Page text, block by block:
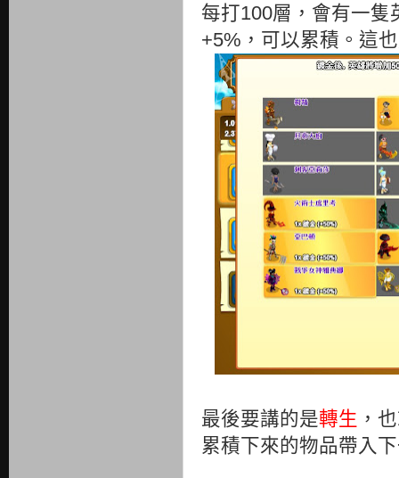
每打100層，會有一
+5%，可以累積。這
最後要講的是轉生 ，
累積下來的物品帶入